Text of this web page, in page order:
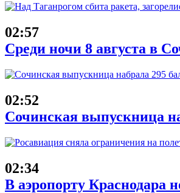
02:57
Среди ночи 8 августа в
02:52
Сочинская выпускница
02:34
В аэропорту Краснодара